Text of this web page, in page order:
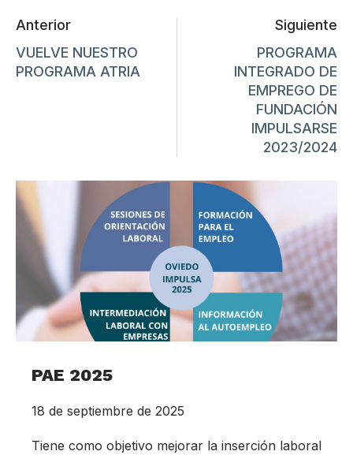
Anterior
VUELVE NUESTRO
PROGRAMA ATRIA
Siguiente
PROGRAMA
INTEGRADO DE
EMPREGO DE
FUNDACIÓN
IMPULSARSE
2023/2024
PAE 2025
18 de septiembre de 2025
Tiene como objetivo mejorar la inserción laboral